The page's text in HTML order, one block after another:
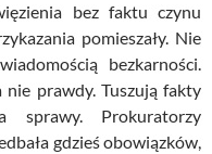
bez faktu czynu
pomieszały. Nie
bezkarności.
prawdy. Tuszują fakty
sprawy. Prokuratorzy
gdzieś obowiązków,